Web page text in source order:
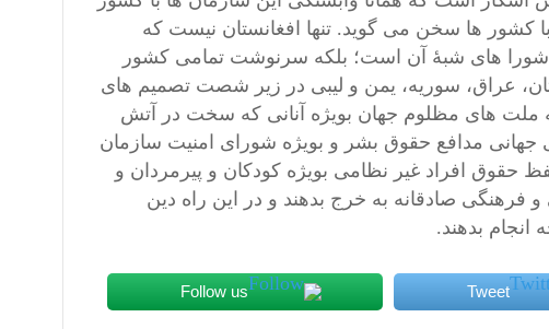
کشور ها سخن می گوید. تنها افغانستان نیست که
شورا های شبۀ آن است؛ بلکه سرنوشت تمامی کشور
عراق، سوریه، یمن و لیبی در زیر شصت تصمیم های
ملت های مظلوم جهان بویژه آنانی که سخت در آتش
مدافع حقوق بشر و بویژه شورای امنیت سازمان
حقوق افراد غیر نظامی بویژه کودکان و پیرمردان و
صادقانه به خرج بدهند و در این راه دین
بدهند.
Tweet
Follow us